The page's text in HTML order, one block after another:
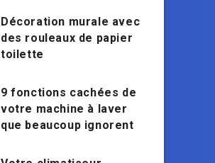
Décoration murale avec
des rouleaux de papier
toilette
9 fonctions cachées de
votre machine à laver
que beaucoup ignorent